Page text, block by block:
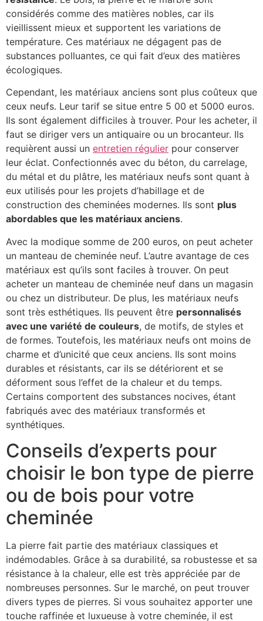
considérés comme des matières nobles, car ils
vieillissent mieux et supportent les variations de
température. Ces matériaux ne dégagent pas de
substances polluantes, ce qui fait d’eux des matières
écologiques.
Cependant, les matériaux anciens sont plus coûteux que
ceux neufs. Leur tarif se situe entre 5 00 et 5000 euros.
Ils sont également difficiles à trouver. Pour les acheter, il
faut se diriger vers un antiquaire ou un brocanteur. Ils
requièrent aussi un entretien régulier pour conserver
leur éclat. Confectionnés avec du béton, du carrelage,
du métal et du plâtre, les matériaux neufs sont quant à
eux utilisés pour les projets d’habillage et de
construction des cheminées modernes. Ils sont plus
abordables que les matériaux anciens.
Avec la modique somme de 200 euros, on peut acheter
un manteau de cheminée neuf. L’autre avantage de ces
matériaux est qu’ils sont faciles à trouver. On peut
acheter un manteau de cheminée neuf dans un magasin
ou chez un distributeur. De plus, les matériaux neufs
sont très esthétiques. Ils peuvent être personnalisés
avec une variété de couleurs, de motifs, de styles et
de formes. Toutefois, les matériaux neufs ont moins de
charme et d’unicité que ceux anciens. Ils sont moins
durables et résistants, car ils se détériorent et se
déforment sous l’effet de la chaleur et du temps.
Certains comportent des substances nocives, étant
fabriqués avec des matériaux transformés et
synthétiques.
Conseils d’experts pour
choisir le bon type de pierre
ou de bois pour votre
cheminée
La pierre fait partie des matériaux classiques et
indémodables. Grâce à sa durabilité, sa robustesse et sa
résistance à la chaleur, elle est très appréciée par de
nombreuses personnes. Sur le marché, on peut trouver
divers types de pierres. Si vous souhaitez apporter une
touche raffinée et luxueuse à votre cheminée, il est